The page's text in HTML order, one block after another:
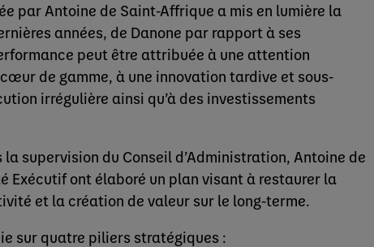
par Antoine de Saint-Affrique a mis en lumière la
années, de Danone par rapport à ses
peut être attribuée à une attention
de gamme, à une innovation tardive et sous-
irrégulière ainsi qu’à des investissements
supervision du Conseil d’Administration, Antoine de
Exécutif ont élaboré un plan visant à restaurer la
et la création de valeur sur le long-terme.
sur quatre piliers stratégiques :